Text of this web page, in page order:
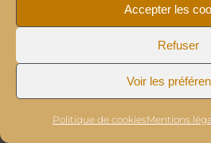
Accepter les
Refuser
Voir les
Politique de cookiesMentions